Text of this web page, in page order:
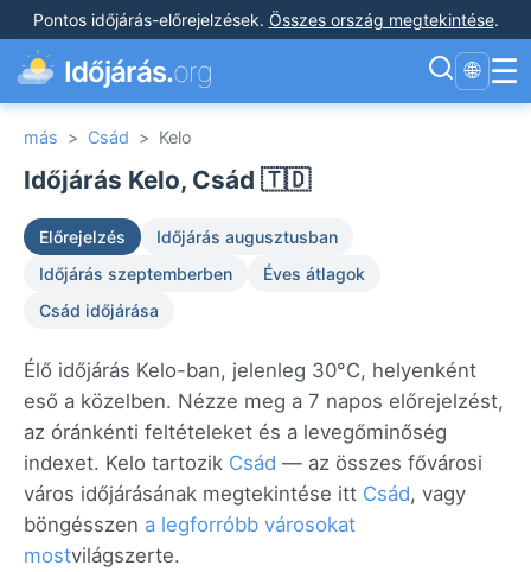
Pontos időjárás-előrejelzések. Összes ország megtekintése.
Időjárás.org 🌐 ☰
más > Csád > Kelo
Időjárás Kelo, Csád 🇹🇩
Előrejelzés
Időjárás augusztusban
Időjárás szeptemberben
Éves átlagok
Csád időjárása
Élő időjárás Kelo-ban, jelenleg 30°C, helyenként
eső a közelben. Nézze meg a 7 napos előrejelzést,
az óránkénti feltételeket és a levegőminőség
indexet. Kelo tartozik Csád — az összes fővárosi
város időjárásának megtekintése itt Csád, vagy
böngésszen a legforróbb városokat
mostvilágszerte.